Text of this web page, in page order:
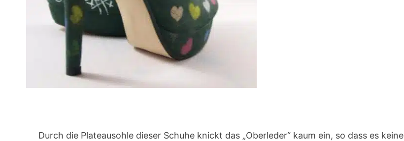
Durch die Plateausohle dieser Schuhe knickt das „Oberleder“ kaum ein, so dass es keine